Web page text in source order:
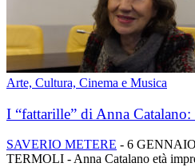
Arte, Cultura, Cinema e Musica
I “fattarille” di Anna Catalano:
SAVERIO METERE - 6
TERMOLI - Anna Catalano età